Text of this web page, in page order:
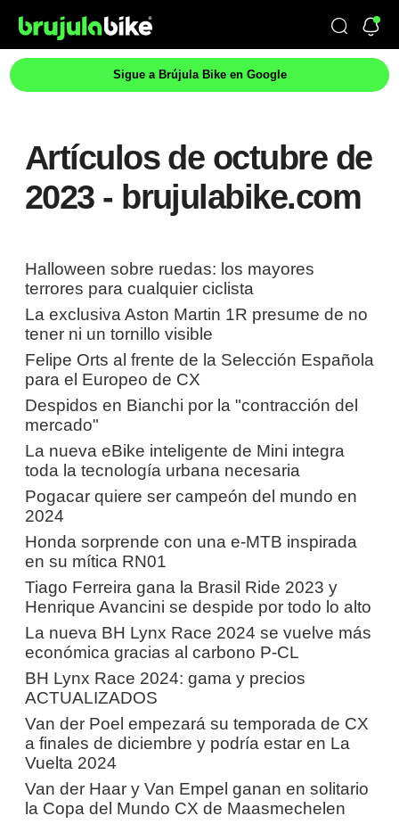
Sigue a Brújula Bike en Google
Artículos de octubre de
2023 - brujulabike.com
Halloween sobre ruedas: los mayores
terrores para cualquier ciclista
La exclusiva Aston Martin 1R presume de no
tener ni un tornillo visible
Felipe Orts al frente de la Selección Española
para el Europeo de CX
Despidos en Bianchi por la "contracción del
mercado"
La nueva eBike inteligente de Mini integra
toda la tecnología urbana necesaria
Pogacar quiere ser campeón del mundo en
2024
Honda sorprende con una e-MTB inspirada
en su mítica RN01
Tiago Ferreira gana la Brasil Ride 2023 y
Henrique Avancini se despide por todo lo alto
La nueva BH Lynx Race 2024 se vuelve más
económica gracias al carbono P-CL
BH Lynx Race 2024: gama y precios
ACTUALIZADOS
Van der Poel empezará su temporada de CX
a finales de diciembre y podría estar en La
Vuelta 2024
Van der Haar y Van Empel ganan en solitario
la Copa del Mundo CX de Maasmechelen